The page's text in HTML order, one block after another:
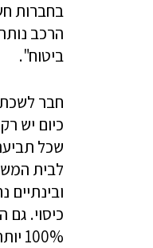
הרכב
ביטוח".
חבר
לבית
כיסוי.
100% יותר.